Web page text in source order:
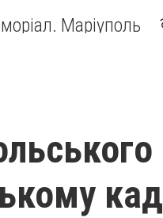
Маріуполь